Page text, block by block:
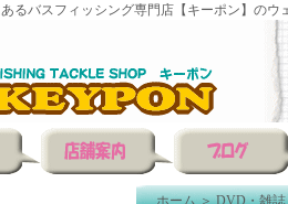
るバスフィッシング専門店【キーポン】のウ
ホーム＞DVD・雑誌